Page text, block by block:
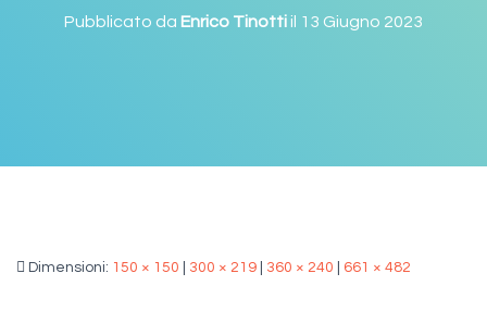
Pubblicato da Enrico Tinottiil 13 Giugno 2023
Dimensioni: 150 × 150 300 × 219 360 × 240 661 × 482